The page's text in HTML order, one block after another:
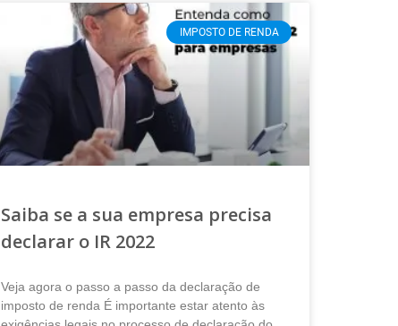
IMPOSTO DE RENDA
Saiba se a sua empresa precisa
declarar o IR 2022
Veja agora o passo a passo da declaração de
imposto de renda É importante estar atento às